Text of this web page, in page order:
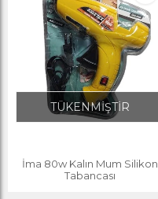
TÜKENMİŞTİR
İma 80w Kalın Mum Silikon
Tabancası